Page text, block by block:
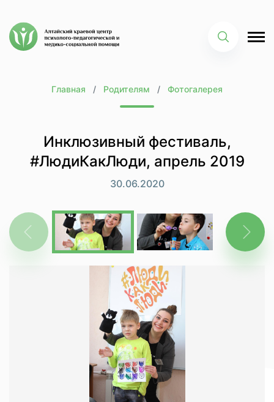
Главная Родителям Фотогалерея
Инклюзивный фестиваль,
#ЛюдиКакЛюди, апрель 2019
30.06.2020